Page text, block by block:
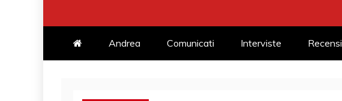
Andrea Comunicati Interviste